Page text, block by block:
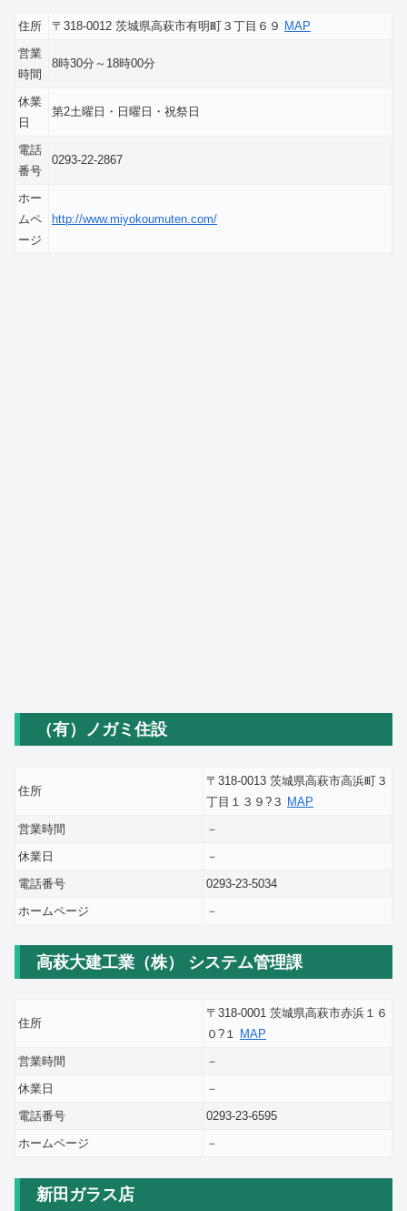
住所 〒318-0012 茨城県高萩市有明町３丁目６９ MAP
営業
時間
8時30分～18時00分
休業
日
第2土曜日・日曜日・祝祭日
電話
番号
0293-22-2867
ホー
ムペ
ージ
http://www.miyokoumuten.com/
（有）ノガミ住設
住所
〒318-0013 茨城県高萩市高浜町３
丁目１３９?３ MAP
営業時間
－
休業日
－
電話番号
0293-23-5034
ホームページ
－
高萩大建工業（株） システム管理課
住所
〒318-0001 茨城県高萩市赤浜１６
０?１ MAP
営業時間
－
休業日
－
電話番号
0293-23-6595
ホームページ
－
新田ガラス店